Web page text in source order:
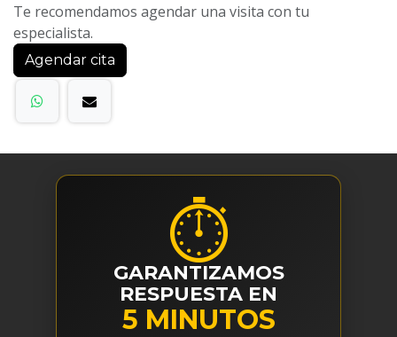
Te recomendamos agendar una visita con tu
especialista.
Agendar cita
⏱
GARANTIZAMOS
RESPUESTA EN
5 MINUTOS